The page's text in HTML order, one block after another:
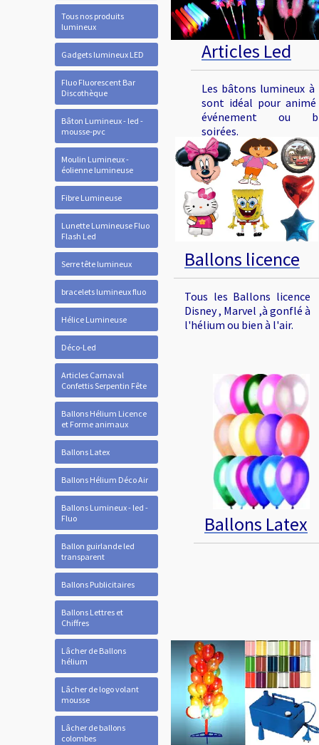
Tous nos produits
lumineux
Gadgets lumineux LED
Fluo Fluorescent Bar
Discothèque
Bâton Lumineux - led -
mousse-pvc
Moulin Lumineux -
éolienne lumineuse
Fibre Lumineuse
Lunette Lumineuse Fluo
Flash Led
Serre tête lumineux
bracelets lumineux fluo
Hélice Lumineuse
Déco-Led
Articles Carnaval
Confettis Serpentin Fête
Ballons Hélium Licence
et Forme animaux
Ballons Latex
Ballons Hélium Déco Air
Ballons Lumineux - led -
Fluo
Ballon guirlande led
transparent
Ballons Publicitaires
Ballons Lettres et
Chiffres
Lâcher de Ballons
hélium
Lâcher de logo volant
mousse
Lâcher de ballons
colombes
Articles Led
Les bâtons lumineux à
sont idéal pour
événement ou
soirées.
Ballons licence
Tous les Ballons licence
Disney , Marvel ,à gonflé à
l'hélium ou bien à l'air.
Ballons Latex